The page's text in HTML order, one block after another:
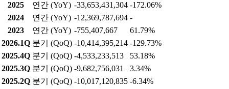
2025
연간 (YoY) -33,653,431,304 -172.06%
2024
연간 (YoY) -12,369,787,694 -
2023
연간 (YoY) -755,407,667
61.79%
2026.1Q 분기 (QoQ) -10,414,395,214 -129.73%
2025.4Q 분기 (QoQ) -4,533,233,513
53.18%
2025.3Q 분기 (QoQ) -9,682,756,031
3.34%
2025.2Q 분기 (QoQ) -10,017,120,835 -6.34%